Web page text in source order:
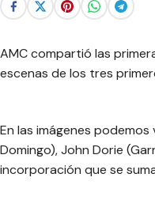
Webisodios
AMC compartió las
escenas de los tres
En las imágenes
Domingo), John Dorie
incorporación que se